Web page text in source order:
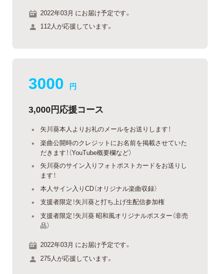
2022年03月 にお届け予定です。
112人が応援しています。
3000 円
3,000円応援コース
矢川葵本人よりお礼のメールをお送りします！
楽曲公開時のクレジットにお名前を掲載させていた
だきます！（YouTube概要欄など）
矢川葵のサイン入りフォトポストカードをお送りし
ます！
本人サイン入りCD（オリジナル楽曲収録）
支援者限定！矢川葵と打ち上げ生配信参加権
支援者限定！矢川葵 昭和風オリジナルポスター（非売
品）
2022年03月 にお届け予定です。
275人が応援しています。